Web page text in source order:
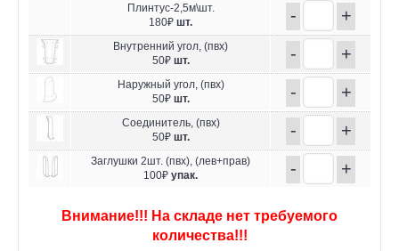
Плинтус-2,5м\шт.
180₽ шт. - +
Внутренний угол, (пвх)
50₽ шт. - +
Наружный угол, (пвх)
50₽ шт. - +
Соединитель, (пвх)
50₽ шт. - +
Заглушки 2шт. (пвх), (лев+прав)
100₽ упак. - +
Внимание!!! На складе нет требуемого
количества!!!